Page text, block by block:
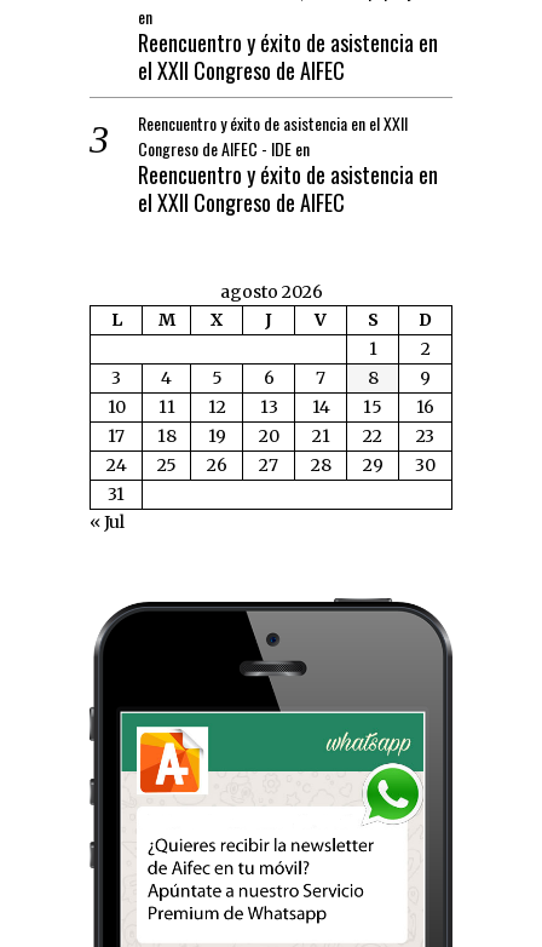
en
Reencuentro y éxito de asistencia en
el XXII Congreso de AIFEC
Reencuentro y éxito de asistencia en el XXII
Congreso de AIFEC - IDEen
Reencuentro y éxito de asistencia en
el XXII Congreso de AIFEC
agosto 2026
L
M X J V S
D
1
2
3
4 5 6 7 8
9
10
11 12 13 14 15
16
17
18 19 20 21 22
23
24
25 26 27 28 29
30
31
« Jul